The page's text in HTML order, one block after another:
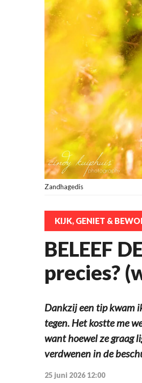
Zandhagedis
KIJK, GENIET &
BELEEF
precies?
Dankzij een tip kwam
tegen. Het kostte me
want hoewel ze graag
verdwenen in de
25 juni 2026 12:00